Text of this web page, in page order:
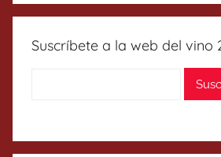
Suscríbete a la web del vino